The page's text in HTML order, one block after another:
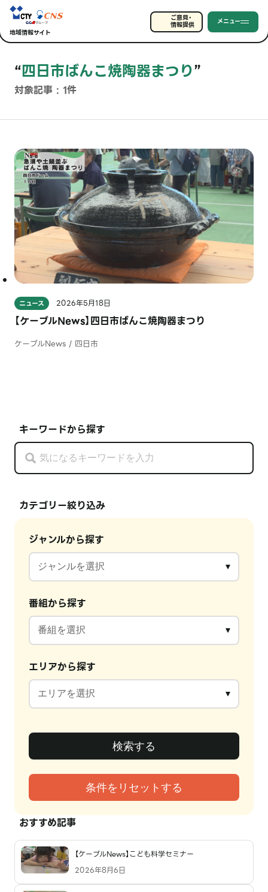
地域情報サイト
ご意見・
情報提供 メニュー
“四日市ばんこ焼陶器まつり”
対象記事 : 1件
キーワードから探す
カテゴリー絞り込み
ジャンルから探す
番組から探す
エリアから探す
おすすめ記事
【ケーブルNews】こども科学セミナー
2026年8月6日
ニュース 2026年5月18日
【ケーブルNews】四日市ばんこ焼陶器まつり
ケーブルNews / 四日市